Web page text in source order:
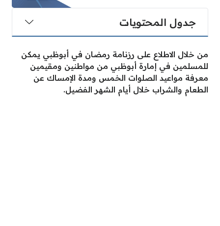
جدول المحتويات
من خلال الاطلاع على رزنامة رمضان في أبوظبي يمكن
للمسلمين في إمارة أبوظبي من مواطنين ومقيمين
معرفة مواعيد الصلوات الخمس ومدة الإمساك عن
الطعام والشراب خلال أيام الشهر الفضيل.